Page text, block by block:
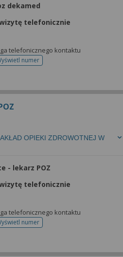
dekamed
telefonicznie
telefonicznego kontaktu
numer
telefonu do rejestracji
OPIEKI ZDROWOTNEJ W
- lekarz POZ
telefonicznie
telefonicznego kontaktu
numer
telefonu do rejestracji